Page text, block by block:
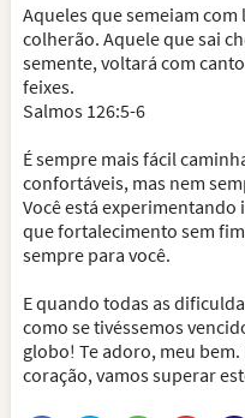
Aqueles que semeiam
colherão. Aquele que sai
semente, voltará com
feixes.
Salmos 126:5-6
É sempre mais fácil
confortáveis, mas nem
Você está
que fortalecimento sem
sempre para você.
E quando todas as
como se tivéssemos
globo! Te adoro, meu
coração, vamos superar